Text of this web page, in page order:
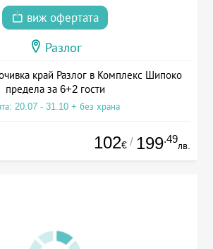
виж офертата
Разлог
край Разлог в Комплекс Шипоко
предела за 6+2 гости
20.07 - 31.10 + без храна
102€ / 199.49
лв.